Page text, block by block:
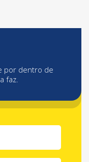
por dentro de
faz.